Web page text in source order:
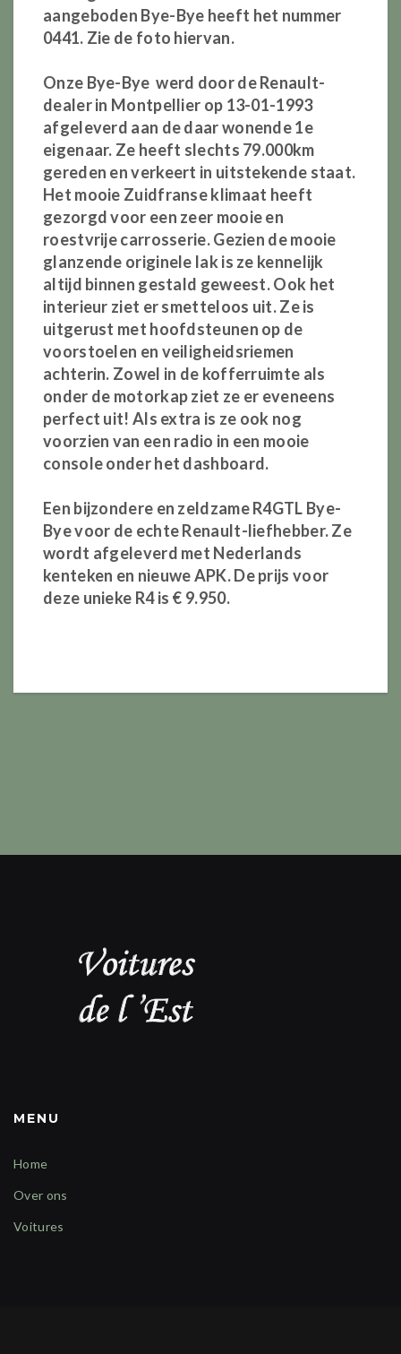
aangeboden Bye-Bye heeft het nummer
0441. Zie de foto hiervan.
Onze Bye-Bye werd door de Renault-
dealer in Montpellier op 13-01-1993
afgeleverd aan de daar wonende 1e
eigenaar. Ze heeft slechts 79.000km
gereden en verkeert in uitstekende staat.
Het mooie Zuidfranseklimaat heeft
gezorgd voor een zeer mooie en
roestvrije carrosserie. Gezien de mooie
glanzende originele lak is ze kennelijk
altijd binnen gestald geweest.Ook het
interieur ziet ersmetteloos uit. Ze is
uitgerust met hoofdsteunen op de
voorstoelen en veiligheidsriemen
achterin. Zowel in de kofferruimte als
onder de motorkap ziet ze er eveneens
perfect uit! Als extra is ze ook nog
voorzien van een radio in een mooie
console onder het dashboard.
Een bijzondere en zeldzame R4GTL Bye-
Bye voor de echte Renault-liefhebber. Ze
wordt afgeleverd met Nederlands
kenteken en nieuwe APK. Deprijs voor
deze unieke R4 is € 9.950.
MENU
Home
Over ons
Voitures